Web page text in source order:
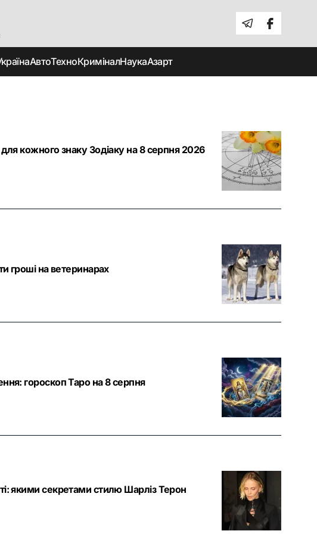
АвтоТехноКриміналНаукаАзарт
кожного знаку Зодіаку на 8 серпня 2026
гроші на ветеринарах
гороскоп Таро на 8 серпня
якими секретами стилю Шарліз Терон